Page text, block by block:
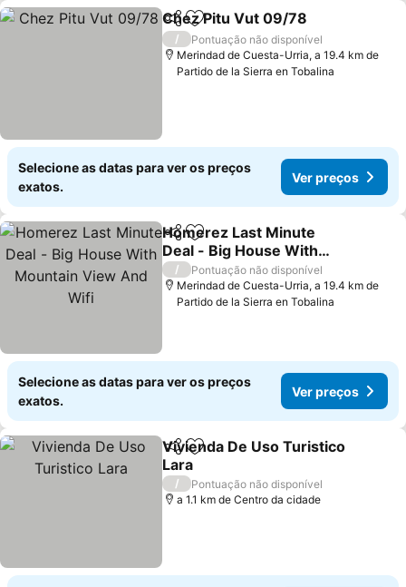
PartilharAdicionar aos favoritos
Chez Pitu Vut 09/78
/
Pontuação não disponível
Merindad de Cuesta-Urria, a 19.4 km de
Partido de la Sierra en Tobalina
Selecione as datas para ver os preços
exatos.
Ver preços
PartilharAdicionar aos favoritos
Homerez Last Minute
Deal - Big House With
Mountain View And Wifi
Ver preços
/
Pontuação não disponível
Merindad de Cuesta-Urria, a 19.4 km de
Partido de la Sierra en Tobalina
Selecione as datas para ver os preços
exatos.
Ver preços
PartilharAdicionar aos favoritos
Vivienda De Uso Turistico
Lara
Ver preços
/
Pontuação não disponível
a 1.1 km de Centro da cidade